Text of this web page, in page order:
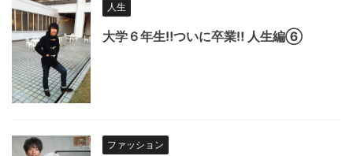
人生
大学６年生‼︎ついに卒業‼︎ 人生編⑥
ファッション